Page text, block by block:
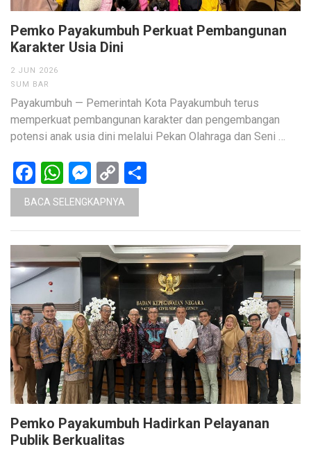
Pemko Payakumbuh Perkuat Pembangunan
Karakter Usia Dini
2 JUN 2026
SUM BAR
Payakumbuh — Pemerintah Kota Payakumbuh terus
memperkuat pembangunan karakter dan pengembangan
potensi anak usia dini melalui Pekan Olahraga dan Seni …
Facebook
WhatsApp
Messenger
Copy
Link
BACA SELENGKAPNYA
Pemko Payakumbuh Hadirkan Pelayanan
Publik Berkualitas